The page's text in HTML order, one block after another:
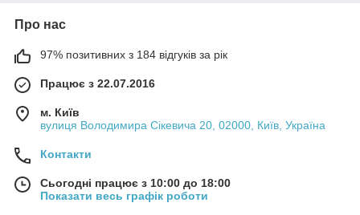
Про нас
97% позитивних з 184 відгуків за рік
Працює з 22.07.2016
м. Київ
вулиця Володимира Сікевича 20, 02000, Київ, Україна
Контакти
Сьогодні працює з 10:00 до 18:00
Показати весь графік роботи